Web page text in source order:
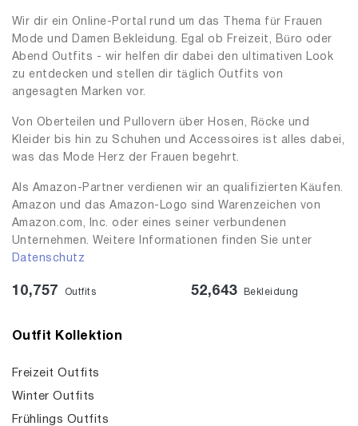
Wir dir ein Online-Portal rund um das Thema für Frauen
Mode und Damen Bekleidung. Egal ob Freizeit, Büro oder
Abend Outfits - wir helfen dir dabei den ultimativen Look
zu entdecken und stellen dir täglich Outfits von
angesagten Marken vor.
Von Oberteilen und Pullovern über Hosen, Röcke und
Kleider bis hin zu Schuhen und Accessoires ist alles dabei,
was das Mode Herz der Frauen begehrt.
Als Amazon-Partner verdienen wir an qualifizierten Käufen.
Amazon und das Amazon-Logo sind Warenzeichen von
Amazon.com, Inc. oder eines seiner verbundenen
Unternehmen. Weitere Informationen finden Sie unter
Datenschutz
10,757 Outfits 52,643 Bekleidung
Outfit Kollektion
Freizeit Outfits
Winter Outfits
Frühlings Outfits